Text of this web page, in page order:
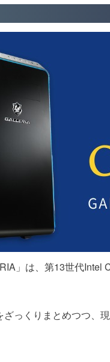
」は、第13世代Intel
っくりまとめつつ、